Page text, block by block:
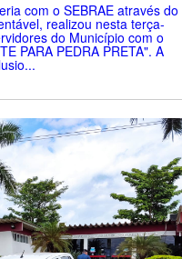
com o SEBRAE através do
realizou nesta terça-
do Município com o
PARA PEDRA PRETA". A